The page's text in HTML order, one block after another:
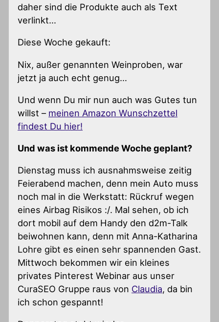
daher sind die Produkte auch als Text
verlinkt…
Diese Woche gekauft:
Nix, außer genannten Weinproben, war
jetzt ja auch echt genug…
Und wenn Du mir nun auch was Gutes tun
willst – meinen Amazon Wunschzettel
findest Du hier!
Und was ist kommende Woche geplant?
Dienstag muss ich ausnahmsweise zeitig
Feierabend machen, denn mein Auto muss
noch mal in die Werkstatt: Rückruf wegen
eines Airbag Risikos :/. Mal sehen, ob ich
dort mobil auf dem Handy den d2m-Talk
beiwohnen kann, denn mit Anna-Katharina
Lohre gibt es einen sehr spannenden Gast.
Mittwoch bekommen wir ein kleines
privates Pinterest Webinar aus unser
CuraSEO Gruppe raus von Claudia, da bin
ich schon gespannt!